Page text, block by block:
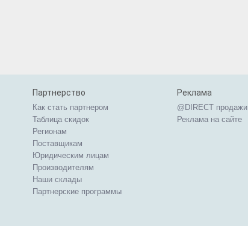
Партнерство
Как стать партнером
Таблица скидок
Регионам
Поставщикам
Юридическим лицам
Производителям
Наши склады
Партнерские программы
Реклама
@DIRECT продажи
Реклама на сайте